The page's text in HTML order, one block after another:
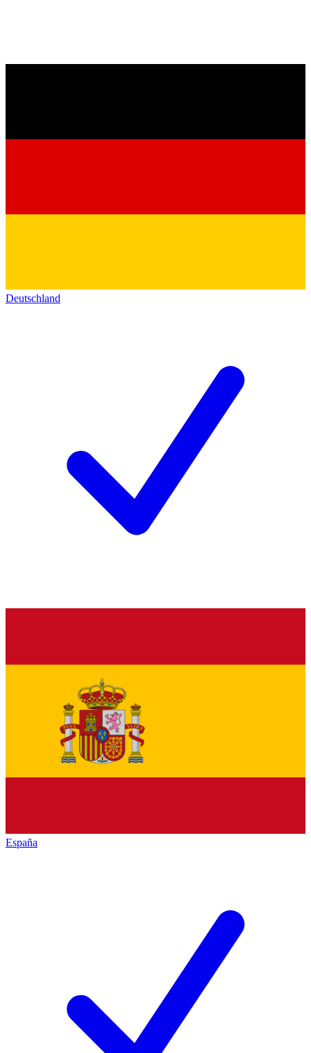
Deutschland
España